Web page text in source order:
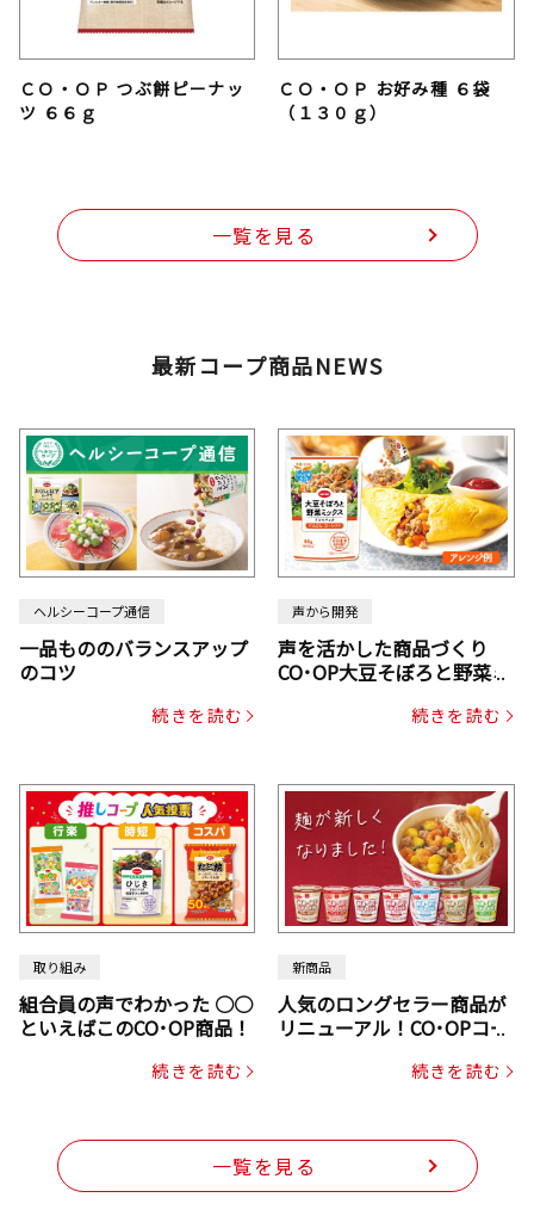
ＣＯ・ＯＰ つぶ餅ピーナッ
ツ ６６ｇ
ＣＯ・ＯＰ お好み種 ６袋
（１３０ｇ）
一覧を見る
最新コープ商品NEWS
ヘルシーコープ通信
一品もののバランスアップ
のコツ
続きを読む
声から開発
声を活かした商品づくり
CO･OP大豆そぼろと野菜ミ
じん・コーン入り）続きを読む
取り組み
組合員の声でわかった ○○
といえばこのCO･OP商品！
続きを読む
新商品
人気のロングセラー商品が
リニューアル！CO･OPコー
続きを読む
一覧を見る